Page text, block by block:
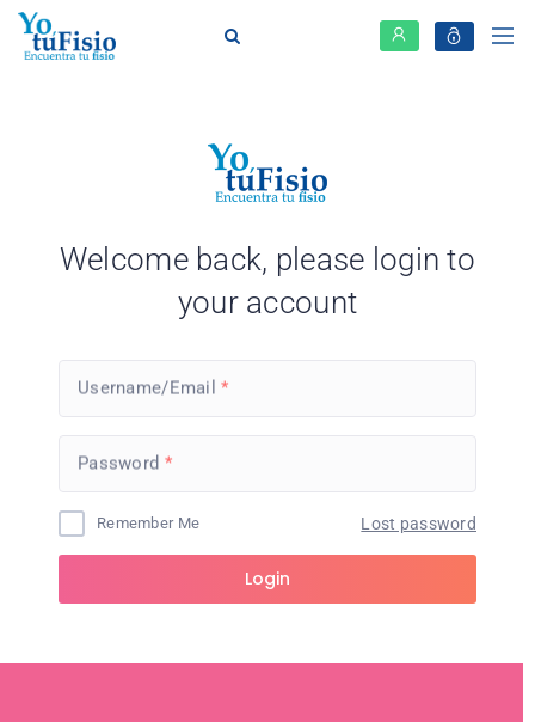
Welcome back, please login to
your account
Username/Email
Password
Remember Me Lost password
Login